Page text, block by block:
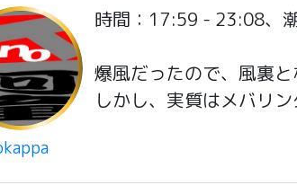
時間：17:59 - 23:08、
爆風だったので、風裏
しかし、実質はメバリ